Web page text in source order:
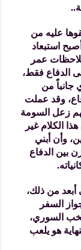
عليه من
استبعاد
عمر
الدفاع فقط،
أن لدي جانباً من
وقد عملت
زعل السومة
الكلام غير
وأن أبني
بين الدفاع
أبعد من ذلك،
السفر
السوري،
هو يلعب